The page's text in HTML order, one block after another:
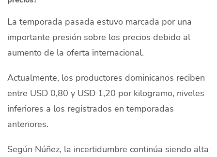
La temporada pasada estuvo marcada por una
importante presión sobre los precios debido al
aumento de la oferta internacional.
Actualmente, los productores dominicanos reciben
entre USD 0,80 y USD 1,20 por kilogramo, niveles
inferiores a los registrados en temporadas
anteriores.
Según Núñez, la incertidumbre continúa siendo alta